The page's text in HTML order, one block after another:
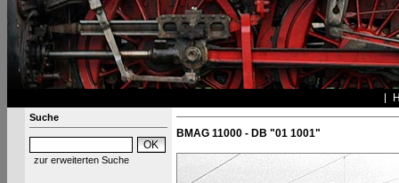
Suche
zur erweiterten Suche
BMAG 11000 - DB "01 1001"